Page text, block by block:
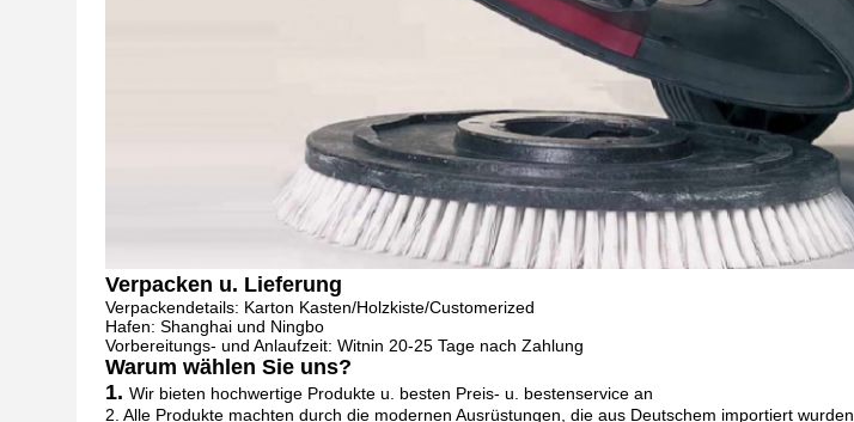
Verpacken u. Lieferung
Verpackendetails: Karton Kasten/Holzkiste/Customerized
Hafen: Shanghai und Ningbo
Vorbereitungs- und Anlaufzeit: Witnin 20-25 Tage nach Zahlung
Warum wählen Sie uns?
1. Wir bieten hochwertige Produkte u. besten Preis- u. bestenservice an
2. Alle Produkte machten durch die modernen Ausrüstungen, die aus Deutschem importiert wurden